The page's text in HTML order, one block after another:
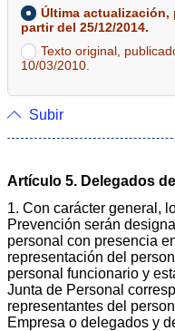
Última actualización,
partir del 25/12/2014.
Texto original,
10/03/2010.
Subir
Artículo 5. Delegados
1. Con carácter general,
Prevención serán
personal con presencia
representación del
personal funcionario y
Junta de Personal
representantes del
Empresa o delegados y